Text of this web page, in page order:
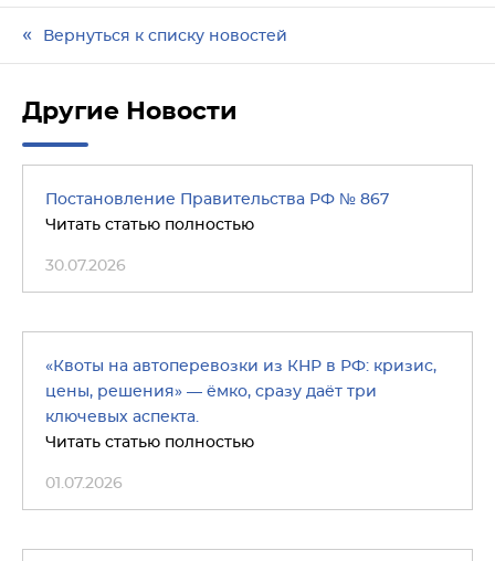
Вернуться к списку новостей
Другие Новости
Постановление Правительства РФ № 867
Читать статью полностью
30.07.2026
«Квоты на автоперевозки из КНР в РФ: кризис,
цены, решения» — ёмко, сразу даёт три
ключевых аспекта.
Читать статью полностью
01.07.2026